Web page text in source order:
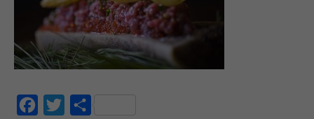
FacebookTwitter